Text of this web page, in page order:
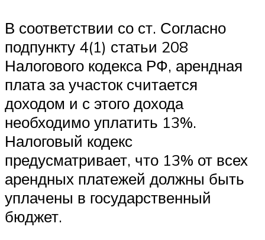
В соответствии со ст. Согласно
подпункту 4(1) статьи 208
Налогового кодекса РФ, арендная
плата за участок считается
доходом и с этого дохода
необходимо уплатить 13%.
Налоговый кодекс
предусматривает, что 13% от всех
арендных платежей должны быть
уплачены в государственный
бюджет.